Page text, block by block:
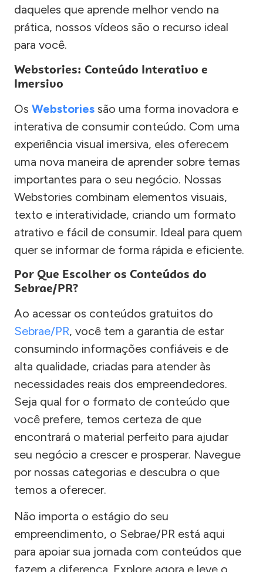
daqueles que aprende melhor vendo na
prática, nossos vídeos são o recurso ideal
para você.
Webstories: Conteúdo Interativo e
Imersivo
Os Webstories são uma forma inovadora e
interativa de consumir conteúdo. Com uma
experiência visual imersiva, eles oferecem
uma nova maneira de aprender sobre temas
importantes para o seu negócio. Nossas
Webstories combinam elementos visuais,
texto e interatividade, criando um formato
atrativo e fácil de consumir. Ideal para quem
quer se informar de forma rápida e eficiente.
Por Que Escolher os Conteúdos do
Sebrae/PR?
Ao acessar os conteúdos gratuitos do
Sebrae/PR, você tem a garantia de estar
consumindo informações confiáveis e de
alta qualidade, criadas para atender às
necessidades reais dos empreendedores.
Seja qual for o formato de conteúdo que
você prefere, temos certeza de que
encontrará o material perfeito para ajudar
seu negócio a crescer e prosperar. Navegue
por nossas categorias e descubra o que
temos a oferecer.
Não importa o estágio do seu
empreendimento, o Sebrae/PR está aqui
para apoiar sua jornada com conteúdos que
fazem a diferença. Explore agora e leve o